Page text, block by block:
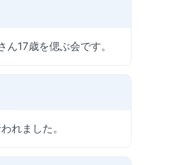
17歳を偲ぶ会です。
れました。